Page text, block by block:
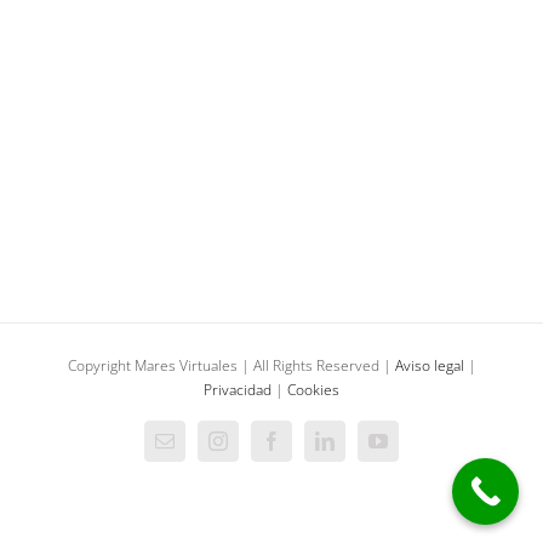
Producción audiovisual
Copyright Mares Virtuales | All Rights Reserved | Aviso legal |
Privacidad | Cookies
CorreoInstagramFacebookLinkedInYouTube